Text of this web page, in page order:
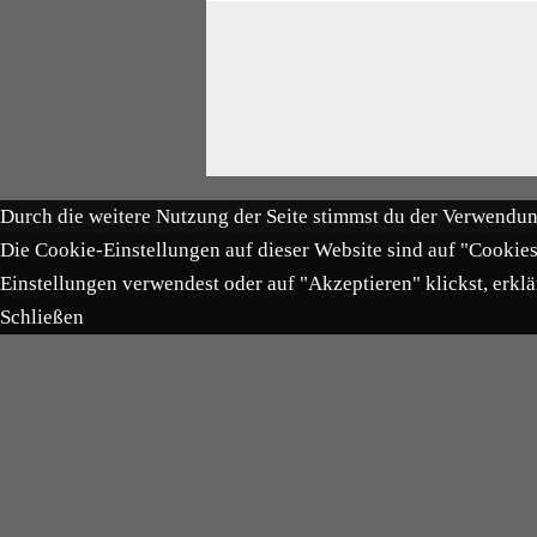
Durch die weitere Nutzung der Seite stimmst du der
Die Cookie-Einstellungen auf dieser Website sind auf
Einstellungen verwendest oder auf "Akzeptieren" klickst,
Schließen